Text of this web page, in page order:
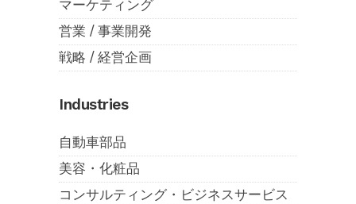
マーケティング
営業 / 事業開発
戦略 / 経営企画
Industries
自動車部品
美容・化粧品
コンサルティング・ビジネスサービス